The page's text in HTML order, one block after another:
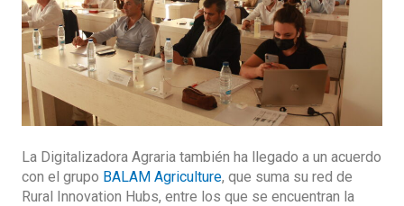
La Digitalizadora Agraria también ha llegado a un acuerdo
con el grupo BALAM Agriculture, que suma su red de
Rural Innovation Hubs, entre los que se encuentran la